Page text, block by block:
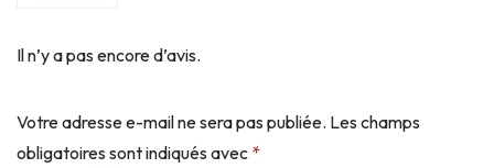
Il n’y a pas encore d’avis.
Votre adresse e-mail ne sera pas publiée. Les champs
obligatoires sont indiqués avec *